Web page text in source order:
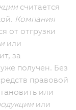
считается
Компания
от отгрузки
или
за
получен. Без
правовой
или
или